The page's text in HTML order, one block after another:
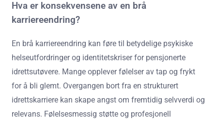
Hva er konsekvensene av en brå
karriereendring?
En brå karriereendring kan føre til betydelige psykiske
helseutfordringer og identitetskriser for pensjonerte
idrettsutøvere. Mange opplever følelser av tap og frykt
for å bli glemt. Overgangen bort fra en strukturert
idrettskarriere kan skape angst om fremtidig selvverdi og
relevans. Følelsesmessig støtte og profesjonell